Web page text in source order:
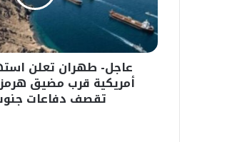
قرب
مضيق
هرمز..
وواشنطن
تقصف
عاجل- طهران تعلن
أمريكية قرب مضيق
تقصف دفاعات